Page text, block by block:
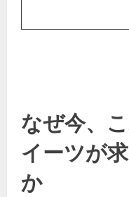
なぜ今、
イーツが
か